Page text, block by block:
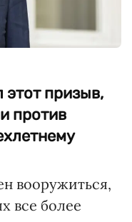
этот призыв,
против
вооружиться,
все более